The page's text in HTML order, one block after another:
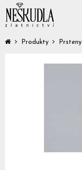
Produkty Prsteny